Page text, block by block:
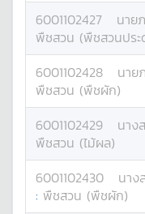
6001102427 นาย
พืชสวน (พืชสวนประ
6001102428 นาย
พืชสวน (พืชผัก)
6001102429 นาง
พืชสวน (ไม้ผล)
6001102430 นาง
: พืชสวน (พืชผัก)